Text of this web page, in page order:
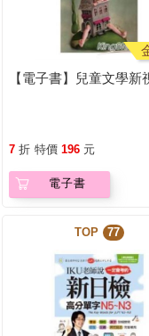
【電子書】兒童文學新
7 折 特價 196 元
電子書
TOP 77